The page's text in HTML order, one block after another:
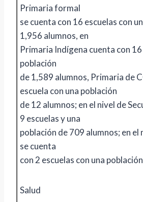
Primaria formal
se cuenta con 16 escuelas con
1,956 alumnos, en
Primaria Indígena cuenta con 16
población
de 1,589 alumnos, Primaria de
escuela con una población
de 12 alumnos; en el nivel de
9 escuelas y una
población de 709 alumnos; en
se cuenta
con 2 escuelas con una
Salud